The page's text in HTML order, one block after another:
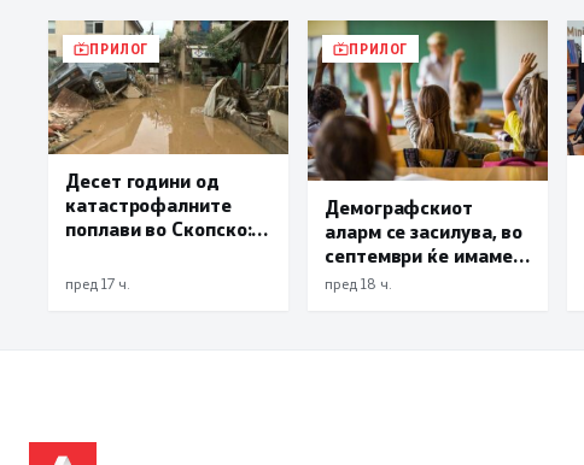
ПРИЛОГ
Десет години од
катастрофалните
поплави во Скопско:
22 лица
пред 17 ч.
ПРИЛОГ
Демографскиот
аларм се засилува, во
септември ќе имаме
најмалку 3.000
пред 18 ч.